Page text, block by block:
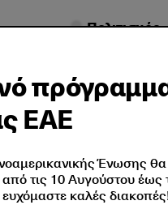
Πολιτισμός
ΕΑΕ
Ένωσης θα
τις 10 Αυγούστου έως
καλές